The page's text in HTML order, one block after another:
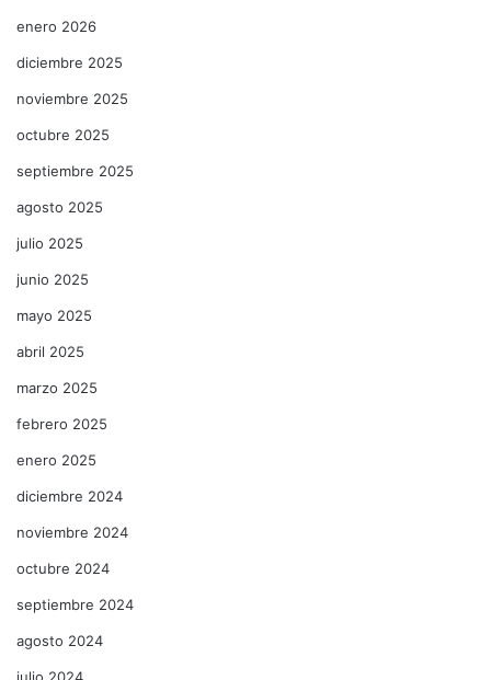
enero 2026
diciembre 2025
noviembre 2025
octubre 2025
septiembre 2025
agosto 2025
julio 2025
junio 2025
mayo 2025
abril 2025
marzo 2025
febrero 2025
enero 2025
diciembre 2024
noviembre 2024
octubre 2024
septiembre 2024
agosto 2024